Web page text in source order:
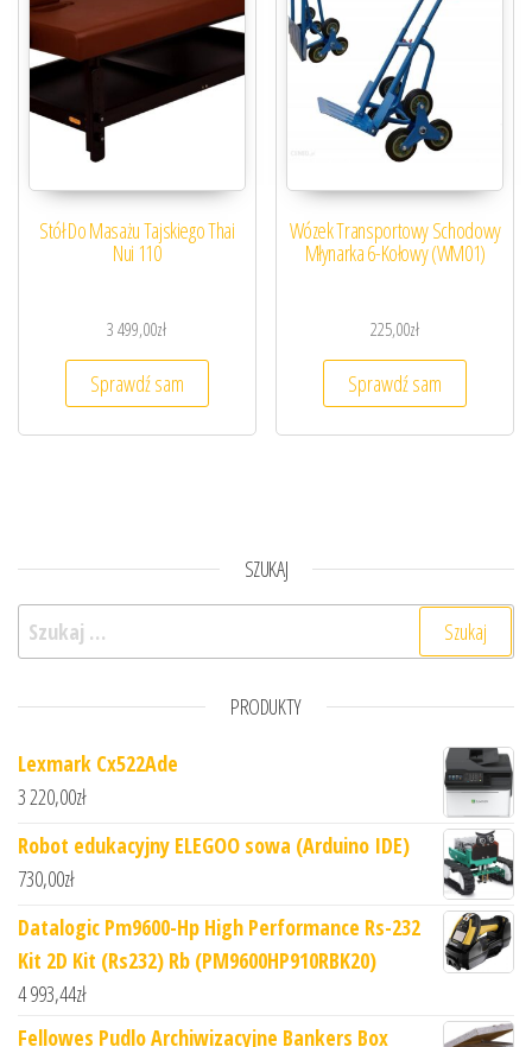
Stół Do Masażu Tajskiego Thai
Nui 110
3 499,00zł
Sprawdź sam
Wózek Transportowy Schodowy
Młynarka 6-Kołowy (WM01)
225,00zł
Sprawdź sam
SZUKAJ
Szukaj:
PRODUKTY
Lexmark Cx522Ade
3 220,00zł
Robot edukacyjny ELEGOO sowa (Arduino IDE)
730,00zł
Datalogic Pm9600-Hp High Performance Rs-232
Kit 2D Kit (Rs232) Rb (PM9600HP910RBK20)
4 993,44zł
Fellowes Pudlo Archiwizacyjne Bankers Box